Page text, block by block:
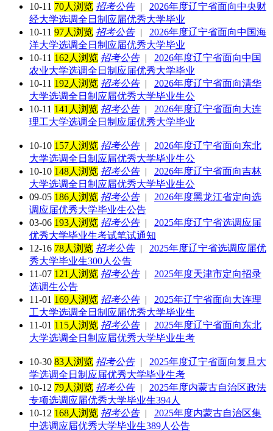
10-11 70人浏览 招考公告|
2026年度辽宁省面向中央财
经大学选调全日制应届优秀大学毕业
10-11 97人浏览 招考公告|
2026年度辽宁省面向中国海
洋大学选调全日制应届优秀大学毕业
10-11 162人浏览 招考公告|
2026年度辽宁省面向中国
农业大学选调全日制应届优秀大学毕业
10-11 192人浏览 招考公告|
2026年度辽宁省面向清华
大学选调全日制应届优秀大学毕业生公
10-11 141人浏览 招考公告|
2026年度辽宁省面向大连
理工大学选调全日制应届优秀大学毕业
10-10 157人浏览 招考公告|
2026年度辽宁省面向东北
大学选调全日制应届优秀大学毕业生公
10-10 148人浏览 招考公告|
2026年度辽宁省面向吉林
大学选调全日制应届优秀大学毕业生公
09-05 186人浏览 招考公告|
2026年度黑龙江省定向选
调应届优秀大学毕业生公告
03-06 193人浏览 招考公告|
2025年度辽宁省选调应届
优秀大学毕业生考试笔试通知
12-16 78人浏览 招考公告|
2025年度辽宁省选调应届优
秀大学毕业生300人公告
11-07 121人浏览 招考公告|
2025年度天津市定向招录
选调生公告
11-01 169人浏览 招考公告|
2025年辽宁省面向大连理
工大学选调全日制应届优秀大学毕业生
11-01 115人浏览 招考公告|
2025年度辽宁省面向东北
大学选调全日制应届优秀大学毕业生考
10-30 83人浏览 招考公告|
2025年度辽宁省面向复旦大
学选调全日制应届优秀大学毕业生考
10-12 79人浏览 招考公告|
2025年度内蒙古自治区政法
专项选调应届优秀大学毕业生394人
10-12 168人浏览 招考公告|
2025年度内蒙古自治区集
中选调应届优秀大学毕业生389人公告